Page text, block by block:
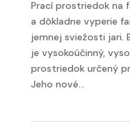
Prací prostriedok na
a dôkladne vyperie
jemnej sviežosti jari.
je vysokoúčinný,
prostriedok určený
Jeho nové...